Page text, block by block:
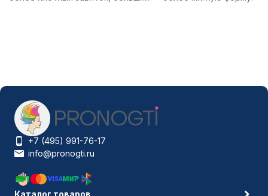
+7 (495) 991-76-17
info@pronogti.ru
Каталог товаров